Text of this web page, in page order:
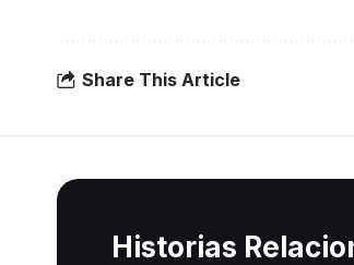
Share This Article
Historias